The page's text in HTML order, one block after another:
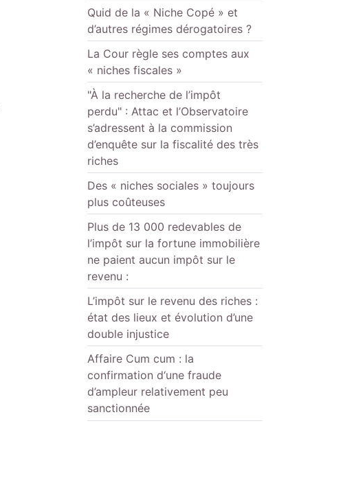
Quid de la « Niche Copé » et
d’autres régimes dérogatoires ?
La Cour règle ses comptes aux
« niches fiscales »
"À la recherche de l’impôt
perdu" : Attac et l’Observatoire
s’adressent à la commission
d’enquête sur la fiscalité des très
riches
Des « niches sociales » toujours
plus coûteuses
Plus de 13 000 redevables de
l’impôt sur la fortune immobilière
ne paient aucun impôt sur le
revenu :
L’impôt sur le revenu des riches :
état des lieux et évolution d’une
double injustice
Affaire Cum cum : la
confirmation d‘une fraude
d’ampleur relativement peu
sanctionnée